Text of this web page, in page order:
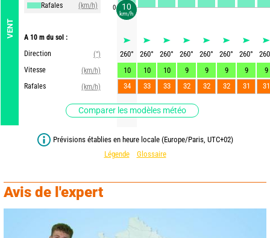
VENT
Rafales
(km/h)
A 10 m du sol :
Direction
(°)
Vitesse
(km/h)
Rafales
(km/h)
Comparer les modèles météo
0
260° 260° 260° 260° 260° 260° 260°
260
10
10 10 9 9 9 9
9
34
33 33 32 32 32 31 31
Prévisions établies en heure locale (Europe/Paris, UTC+02)
Légende
Glossaire
Avis de l'expert
10
km/h